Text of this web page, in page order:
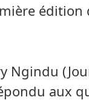
édition
Ngindu
aux